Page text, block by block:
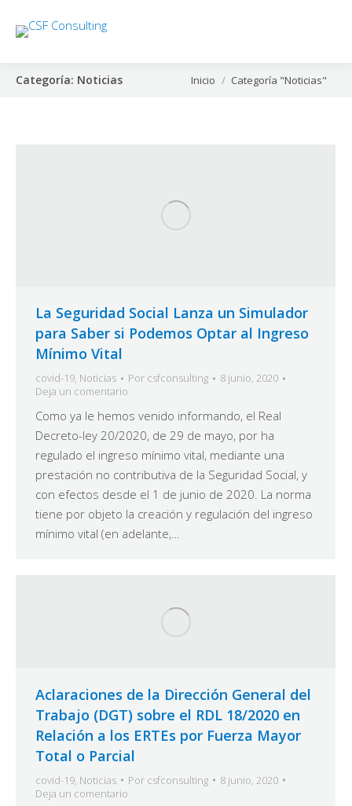
Categoría: Noticias Estás aquí:
Inicio Categoría "Noticias"
La Seguridad Social Lanza un Simulador
para Saber si Podemos Optar al Ingreso
Mínimo Vital
covid-19, Noticias Por csfconsulting
8 junio, 2020
Deja un comentario
Como ya le hemos venido informando, el Real
Decreto-ley 20/2020, de 29 de mayo, por ha
regulado el ingreso mínimo vital, mediante una
prestación no contributiva de la Seguridad Social, y
con efectos desde el 1 de junio de 2020. La norma
tiene por objeto la creación y regulación del ingreso
mínimo vital (en adelante,…
Aclaraciones de la Dirección General del
Trabajo (DGT) sobre el RDL 18/2020 en
Relación a los ERTEs por Fuerza Mayor
Total o Parcial
covid-19 Noticias Por csfconsulting
8 junio, 2020
Deja un comentario